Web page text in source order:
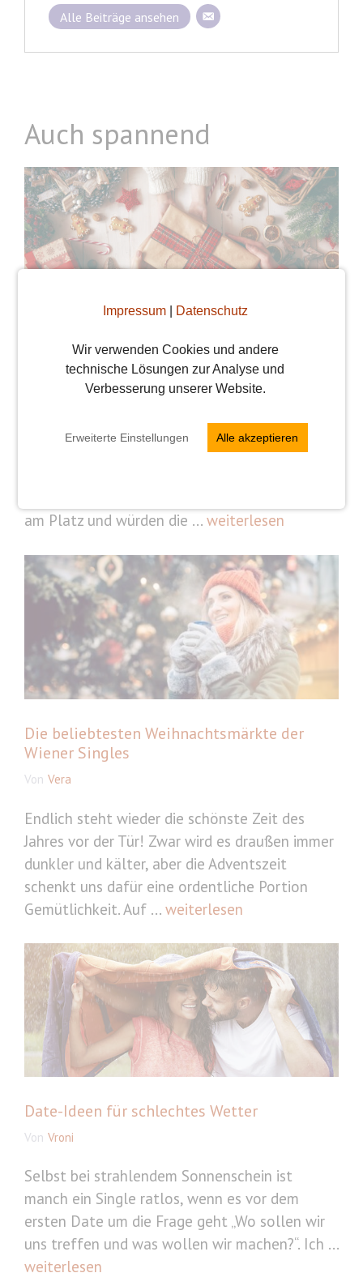
Impressum| Datenschutz
Wir verwenden Cookies und andere
technische Lösungen zur Analyse und
Verbesserung unserer Website.
Erweiterte Einstellungen Alle akzeptieren
Alle Beiträge ansehen
Auch spannend
Die besten Tipps für Wiener Singles an
Weihnachten
Weihnachten ist unter Singles nicht gerade das
beliebteste Fest. Während Freunde und
am Platz und würden die ... weiterlesen
Die beliebtesten Weihnachtsmärkte der
Wiener Singles
Von Vera
Endlich steht wieder die schönste Zeit des
Jahres vor der Tür! Zwar wird es draußen immer
dunkler und kälter, aber die Adventszeit
schenkt uns dafür eine ordentliche Portion
Gemütlichkeit. Auf ... weiterlesen
Date-Ideen für schlechtes Wetter
Von Vroni
Selbst bei strahlendem Sonnenschein ist
manch ein Single ratlos, wenn es vor dem
ersten Date um die Frage geht „Wo sollen wir
uns treffen und was wollen wir machen?“. Ich ...
weiterlesen